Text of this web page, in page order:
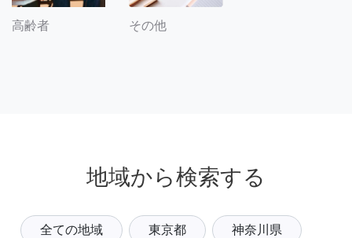
高齢者 その他
地域から検索する
全ての地域 東京都 神奈川県